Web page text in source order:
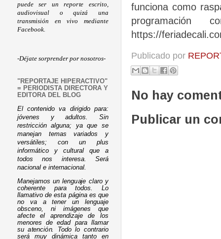
funciona como
https://
Publicado por
No hay
Publicar un
puede ser un reporte escrito,
audiovisual o quizá una
transmisión en vivo mediante
Facebook.
-Déjate sorprender por nosotros-
"REPORTAJE HIPERACTIVO"
= PERIODISTA DIRECTORA Y
EDITORA DEL BLOG
El contenido va dirigido para:
jóvenes y adultos. Sin
restricción alguna; ya que se
manejan temas variados y
versátiles; con un plus
informático y cultural que a
todos nos interesa. Será
nacional e internacional.
Manejamos un lenguaje claro y
coherente para todos. Lo
llamativo de esta página es que
no va a tener un lenguaje
obsceno, ni imágenes que
afecte el aprendizaje de los
menores de edad para llamar
su atención. Todo lo contrario
será muy dinámica tanto en